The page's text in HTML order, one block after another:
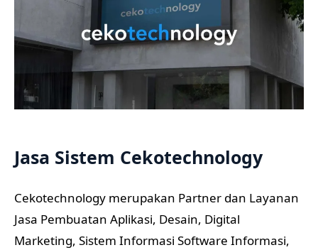
Jasa Sistem Cekotechnology
Cekotechnology merupakan Partner dan Layanan
Jasa Pembuatan Aplikasi, Desain, Digital
Marketing, Sistem Informasi Software Informasi,